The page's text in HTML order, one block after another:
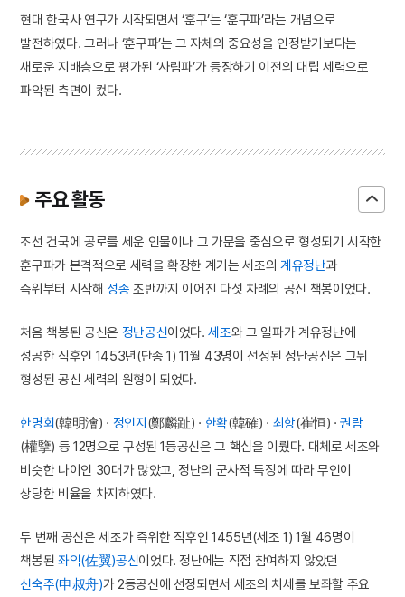
현대 한국사 연구가 시작되면서 ‘훈구’는 ‘훈구파’라는 개념으로
발전하였다. 그러나 ‘훈구파’는 그 자체의 중요성을 인정받기보다는
새로운 지배층으로 평가된 ‘사림파’가 등장하기 이전의 대립 세력으로
파악된 측면이 컸다.
주요 활동
조선 건국에 공로를 세운 인물이나 그 가문을 중심으로 형성되기 시작한
훈구파가 본격적으로 세력을 확장한 계기는 세조의 계유정난과
즉위부터 시작해 성종 초반까지 이어진 다섯 차례의 공신 책봉이었다.
처음 책봉된 공신은 정난공신이었다.세조와 그 일파가 계유정난에
성공한 직후인 1453년(단종 1) 11월 43명이 선정된 정난공신은 그뒤
형성된 공신 세력의 원형이 되었다.
한명회(韓明澮) · 정인지(鄭麟趾) · 한확(韓確) · 최항(崔恒) ·권람
(權擥) 등 12명으로 구성된 1등공신은 그 핵심을 이뤘다. 대체로 세조와
비슷한 나이인 30대가 많았고, 정난의 군사적 특징에 따라 무인이
상당한 비율을 차지하였다.
두 번째 공신은 세조가 즉위한 직후인 1455년(세조 1) 1월 46명이
책봉된좌익(佐翼)공신이었다. 정난에는 직접 참여하지 않았던
신숙주(申叔舟)가 2등공신에 선정되면서 세조의 치세를 보좌할 주요